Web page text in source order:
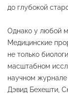
до глубокой
Однако у любой
Медицинские
не только
масштабном
научном журнале
Дэвид Бехешти,